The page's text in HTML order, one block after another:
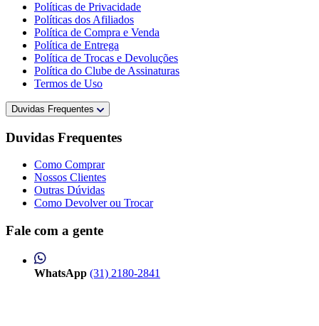
Políticas de Privacidade
Políticas dos Afiliados
Política de Compra e Venda
Política de Entrega
Política de Trocas e Devoluções
Política do Clube de Assinaturas
Termos de Uso
Duvidas Frequentes
Duvidas Frequentes
Como Comprar
Nossos Clientes
Outras Dúvidas
Como Devolver ou Trocar
Fale com a gente
WhatsApp (31) 2180-2841